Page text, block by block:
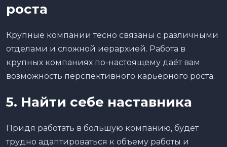
роста
Крупные компании тесно связаны с различными
отделами и сложной иерархией. Работа в
крупных компаниях по-настоящему даёт вам
возможность перспективного карьерного роста.
5. Найти себе наставника
Придя работать в большую компанию, будет
трудно адаптироваться к объему работы и